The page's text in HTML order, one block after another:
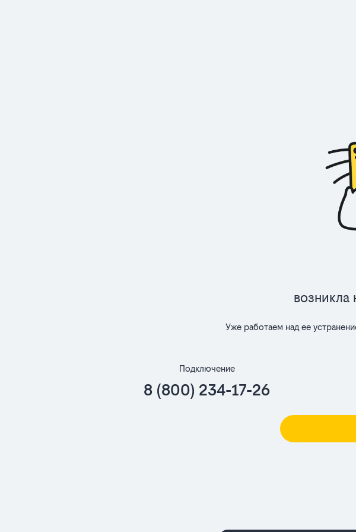
Уже работаем над ее
Подключение
8 (800) 234-17-26